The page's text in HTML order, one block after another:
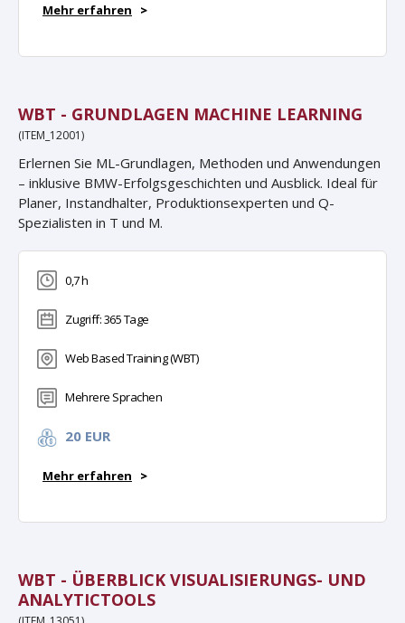
Mehr erfahren >
WBT - GRUNDLAGEN MACHINE LEARNING
(ITEM_12001)
Erlernen Sie ML-Grundlagen, Methoden und Anwendungen
– inklusive BMW-Erfolgsgeschichten und Ausblick. Ideal für
Planer, Instandhalter, Produktionsexperten und Q-
Spezialisten in T und M.
0,7 h
Zugriff: 365 Tage
Web Based Training (WBT)
Mehrere Sprachen
20 EUR
Mehr erfahren >
WBT - ÜBERBLICK VISUALISIERUNGS- UND
ANALYTICTOOLS